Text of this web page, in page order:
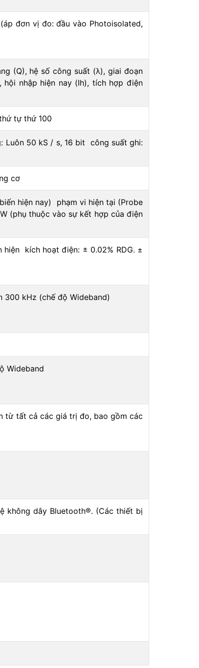
đơn vị đo: đầu vào Photoisolated,
(Q), hệ số công suất (λ), giai đoạn
nhập hiện nay (Ih), tích hợp điện
tự thứ 100
Luôn 50 kS / s, 16 bit công suất ghi:
cơ
hiện nay) phạm vi hiện tại (Probe
(phụ thuộc vào sự kết hợp của điện
kích hoạt điện: ± 0.02% RDG. ±
300 kHz (chế độ Wideband)
Wideband
từ tất cả các giá trị đo, bao gồm các
không dây Bluetooth®. (Các thiết bị